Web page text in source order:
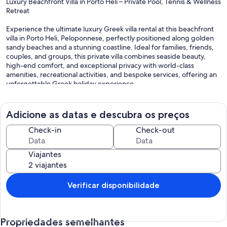
Retreat
Experience the ultimate luxury Greek villa rental at this beachfront
villa in Porto Heli, Peloponnese, perfectly positioned along golden
sandy beaches and a stunning coastline. Ideal for families, friends,
couples, and groups, this private villa combines seaside beauty,
high-end comfort, and exceptional privacy with world-class
amenities, recreational activities, and bespoke services, offering an
unforgettable Greek holiday experience.
Just 3 km from the charming fishing village of Koilada, this gated
estate sits on 4,000 sqm of landscaped gardens, offering 8
bedrooms, 7 bathrooms (5 ensuite), and 1 WC, comfortably hosting
18 + 2 guests (two extra guests available at additional cost). The villa
spans 450 sqm of elegant indoor-outdoor living space, designed
for relaxation, entertainment, and social gatherings. All beds can be
configured as single or combined doubles with memory-type
upper mattresses, while extra beds, camp beds, and baby cots are
available on request.
Guests can reach the villa via direct transfer from Athens, either by
scenic entrance, charter a private boat and enjoy island hopping
Adicione as datas e descubra os preços
Check-in Check-out
Viajantes
Verificar disponibilidade
Propriedades semelhantes